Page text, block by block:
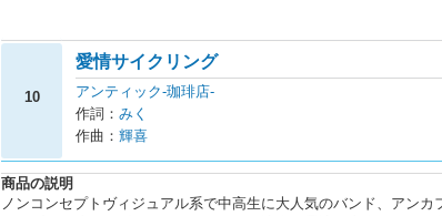
10
愛情サイクリング
アンティック-珈琲店-
作詞： みく
作曲： 輝喜
商品の説明
ノンコンセプトヴィジュアル系で中高生に大人気のバンド、アン